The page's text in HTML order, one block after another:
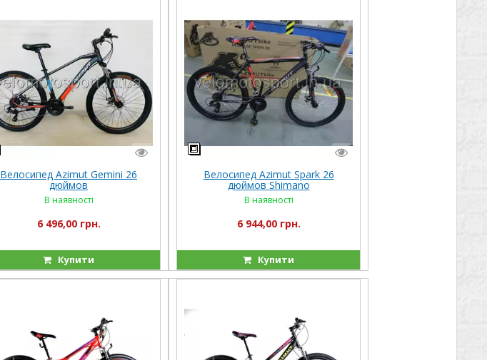
Велосипед Azimut Gemini 26
дюймов
В наявності
6 496,00 грн.
Купити
Велосипед Azimut Spark 26
дюймов Shimano
В наявності
6 944,00 грн.
Купити